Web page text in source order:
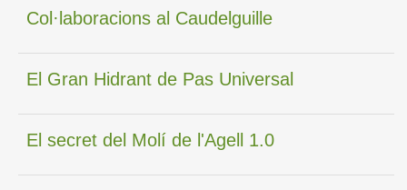
Col·laboracions al Caudelguille
El Gran Hidrant de Pas Universal
El secret del Molí de l'Agell 1.0